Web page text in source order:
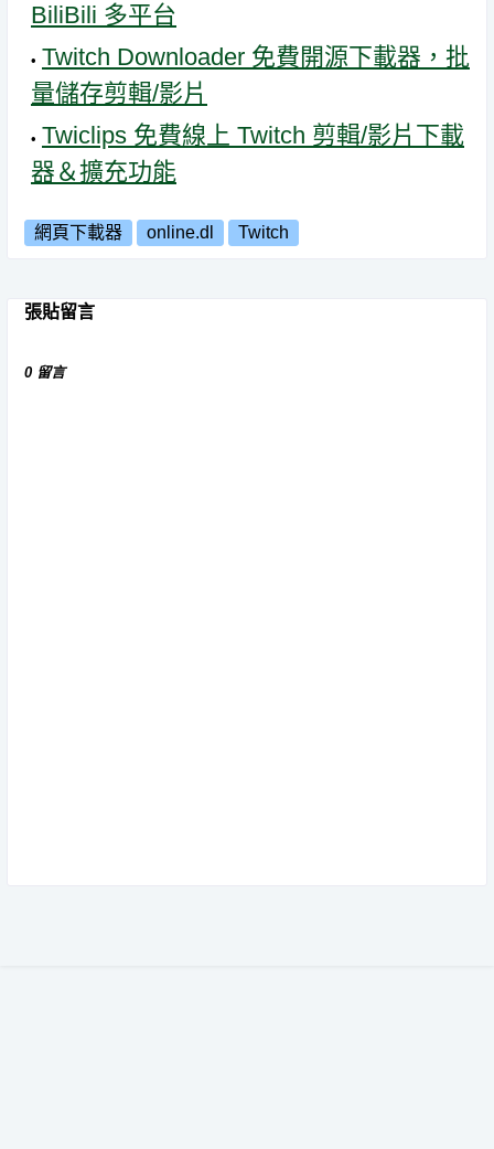
BiliBili 多平台
Twitch Downloader 免費開源下載器，批
量儲存剪輯/影片
Twiclips 免費線上 Twitch 剪輯/影片下載
器＆擴充功能
網頁下載器 online.dl Twitch
張貼留言
0 留言